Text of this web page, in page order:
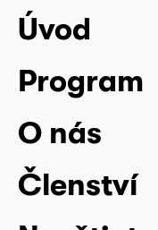
Úvod
Program
O nás
Členství